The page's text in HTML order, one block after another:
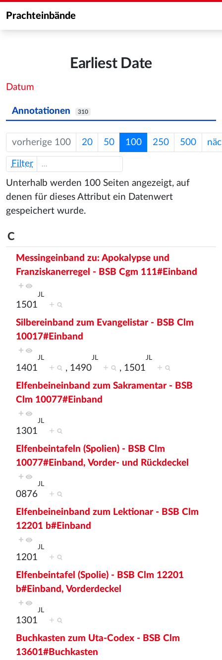
Prachteinbände
Earliest Date
Datum
Annotationen 310
vorherige 100 20 50 100 250 500
Filter
Unterhalb werden 100 Seiten angezeigt, auf
denen für dieses Attribut ein Datenwert
gespeichert wurde.
C
Messingeinband zu: Apokalypse und
Franziskanerregel - BSB Cgm 111#Einband
+
1501
JL
+
Silbereinband zum Evangelistar - BSB Clm
10017#Einband
+
1401
JL
+ , 1490
JL
+ , 1501
JL
+
Elfenbeineinband zum Sakramentar - BSB
Clm 10077#Einband
+
1301
JL
+
Elfenbeintafeln (Spolien) - BSB Clm
10077#Einband, Vorder- und Rückdeckel
+
0876
JL
+
Elfenbeineinband zum Lektionar - BSB Clm
12201 b#Einband
+
1201
JL
+
Elfenbeintafel (Spolie) - BSB Clm 12201
b#Einband, Vorderdeckel
+
1301
JL
+
Buchkasten zum Uta-Codex - BSB Clm
13601#Buchkasten